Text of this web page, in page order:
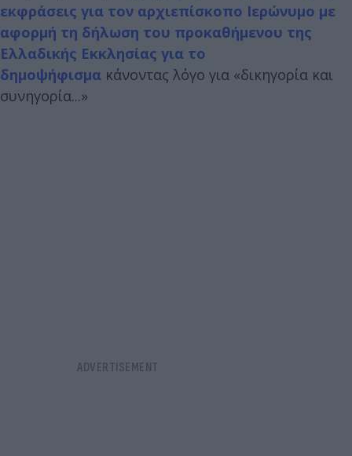
εκφράσεις για τον αρχιεπίσκοπο Ιερώνυμο με
αφορμή τη δήλωση του προκαθήμενου της
Ελλαδικής Εκκλησίας για το
δημοψήφισμα κάνοντας λόγο για «δικηγορία και
συνηγορία...»